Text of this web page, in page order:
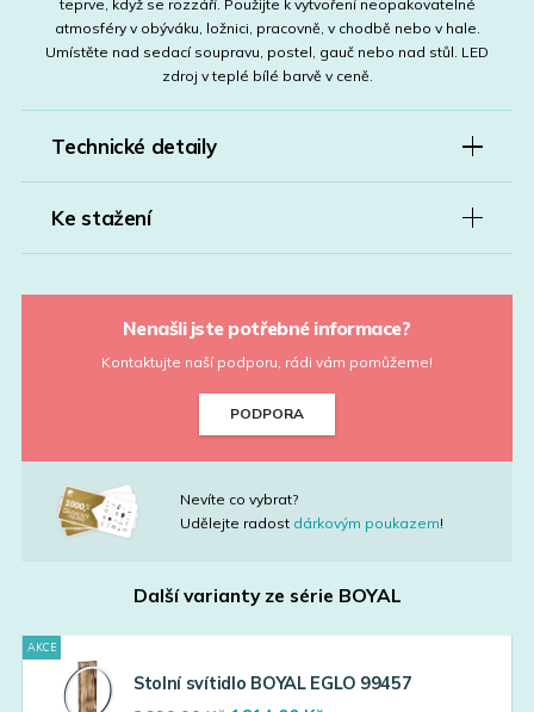
teprve, když se rozzáří. Použijte k vytvoření neopakovatelné
atmosféry v obýváku, ložnici, pracovně, v chodbě nebo v hale.
Umístěte nad sedací soupravu, postel, gauč nebo nad stůl. LED
zdroj v teplé bílé barvě v ceně.
Technické detaily
Ke stažení
Nenašli jste potřebné informace?
Kontaktujte naší podporu, rádi vám pomůžeme!
PODPORA
Nevíte co vybrat?
Udělejte radost dárkovým poukazem!
Další varianty ze série BOYAL
AKCE
Stolní svítidlo BOYAL EGLO 99457